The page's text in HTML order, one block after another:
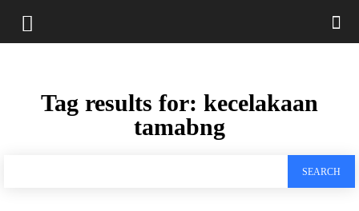
Tag results for: kecelakaan
tamabng
SEARCH